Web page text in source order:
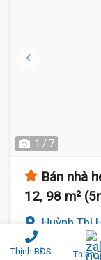
Thịnh BĐS Thịnh
1 / 7
Bán nhà
12, 98 m²
Huỳnh Thị
Rộng: 5 mx